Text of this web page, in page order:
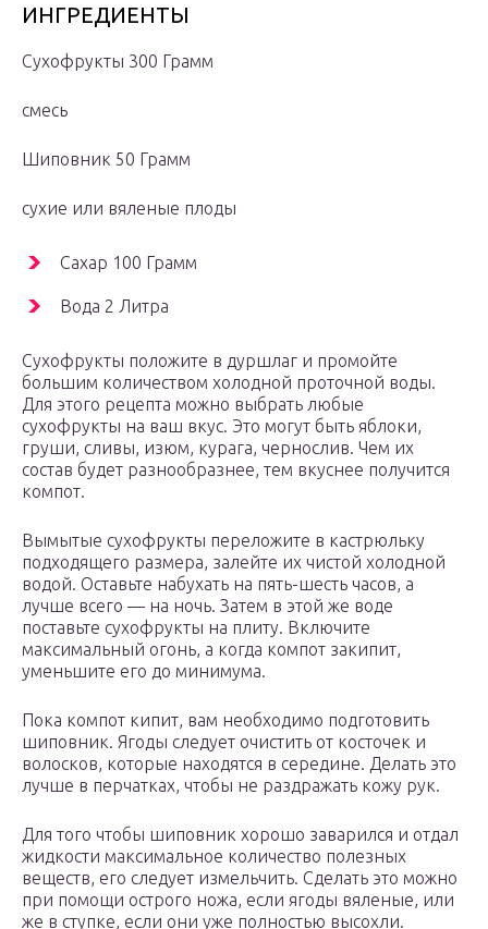
ИНГРЕДИЕНТЫ
Сухофрукты 300 Грамм
смесь
Шиповник 50 Грамм
сухие или вяленые плоды
Сахар 100 Грамм
Вода 2 Литра
Сухофрукты положите в дуршлаг и промойте
большим количеством холодной проточной воды.
Для этого рецепта можно выбрать любые
сухофрукты на ваш вкус. Это могут быть яблоки,
груши, сливы, изюм, курага, чернослив. Чем их
состав будет разнообразнее, тем вкуснее получится
компот.
Вымытые сухофрукты переложите в кастрюльку
подходящего размера, залейте их чистой холодной
водой. Оставьте набухать на пять-шесть часов, а
лучше всего — на ночь. Затем в этой же воде
поставьте сухофрукты на плиту. Включите
максимальный огонь, а когда компот закипит,
уменьшите его до минимума.
Пока компот кипит, вам необходимо подготовить
шиповник. Ягоды следует очистить от косточек и
волосков, которые находятся в середине. Делать это
лучше в перчатках, чтобы не раздражать кожу рук.
Для того чтобы шиповник хорошо заварился и отдал
жидкости максимальное количество полезных
веществ, его следует измельчить. Сделать это можно
при помощи острого ножа, если ягоды вяленые, или
же в ступке, если они уже полностью высохли.